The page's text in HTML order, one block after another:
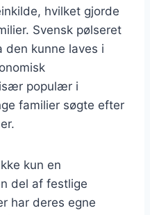
hvilket gjorde
Svensk pølseret
kunne laves i
populær i
familier søgte efter
kun en
del af festlige
har deres egne